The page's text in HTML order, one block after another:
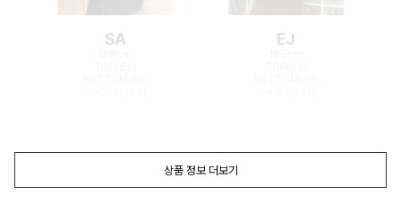
SA EJ
상품 정보 더보기